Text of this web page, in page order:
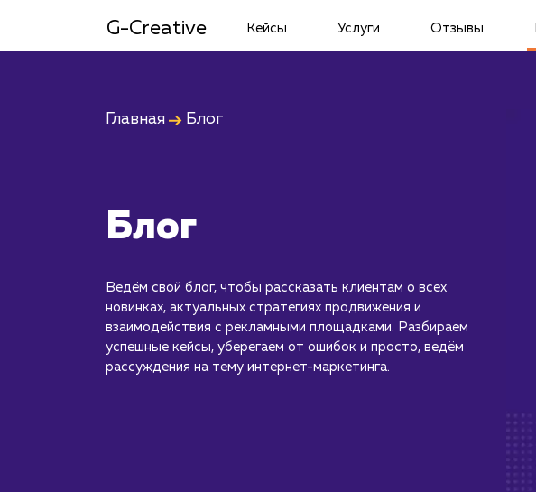
G-Creative Кейсы Услуги Отзывы
Главная Блог
Блог
Ведём свой блог, чтобы рассказать клиентам о всех
новинках, актуальных стратегиях продвижения и
взаимодействия с рекламными площадками. Разбираем
успешные кейсы, уберегаем от ошибок и просто, ведём
рассуждения на тему интернет-маркетинга.